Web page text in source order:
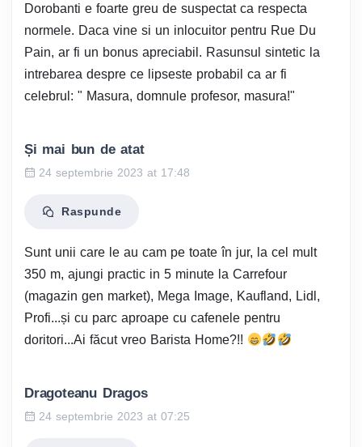
Dorobanti e foarte greu de suspectat ca respecta
normele. Daca vine si un inlocuitor pentru Rue Du
Pain, ar fi un bonus apreciabil. Rasunsul sintetic la
intrebarea despre ce lipseste probabil ca ar fi
celebrul: " Masura, domnule profesor, masura!"
Și mai bun de atat
24 septembrie 2023 at 17:48
Raspunde
Sunt unii care le au cam pe toate în jur, la cel mult
350 m, ajungi practic in 5 minute la Carrefour
(magazin gen market), Mega Image, Kaufland, Lidl,
Profi...și cu parc aproape cu cafenele pentru
doritori...Ai făcut vreo Barista Home?!!
Dragoteanu Dragos
24 septembrie 2023 at 07:25